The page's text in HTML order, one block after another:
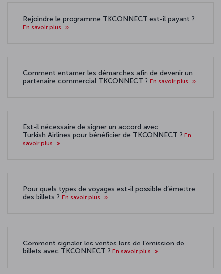
Rejoindre le programme TKCONNECT est-il payant ?
En savoir plus
Comment entamer les démarches afin de devenir un
partenaire commercial TKCONNECT ? En savoir plus
Est-il nécessaire de signer un accord avec
Turkish Airlines pour bénéficier de TKCONNECT ? En
savoir plus
Pour quels types de voyages est-il possible d’émettre
des billets ? En savoir plus
Comment signaler les ventes lors de l’émission de
billets avec TKCONNECT ? En savoir plus